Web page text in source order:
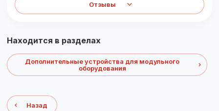
Отзывы
Находится в разделах
Дополнительные устройства для модульного
оборудования
Назад